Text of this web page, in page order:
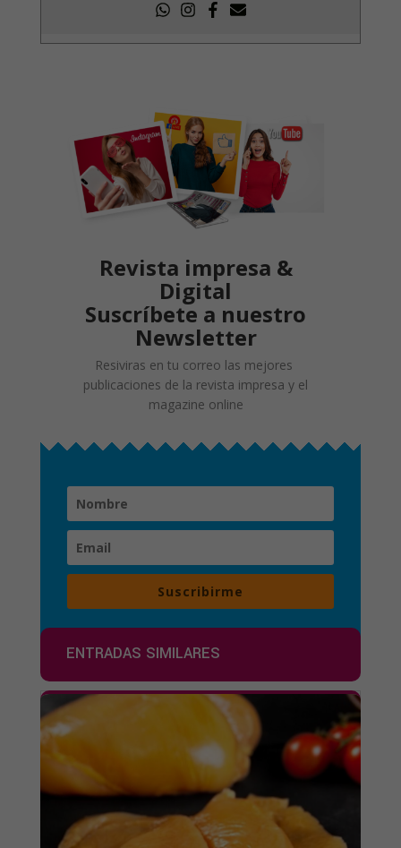
Revista impresa &
Digital
Suscríbete a nuestro
Newsletter
Resiviras en tu correo las mejores
publicaciones de la revista impresa y el
magazine online
Suscribirme
ENTRADAS SIMILARES